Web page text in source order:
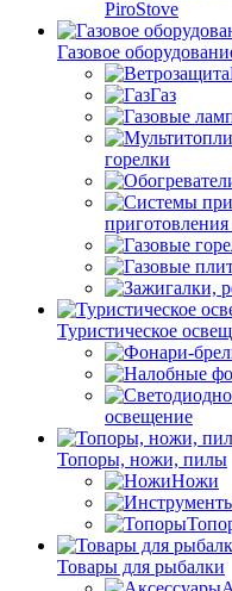
PiroStove
Газовое
Газ
горелки
Туристическое
освещение
Топоры, ножи, пилы
Ножи
Товары для рыбалки